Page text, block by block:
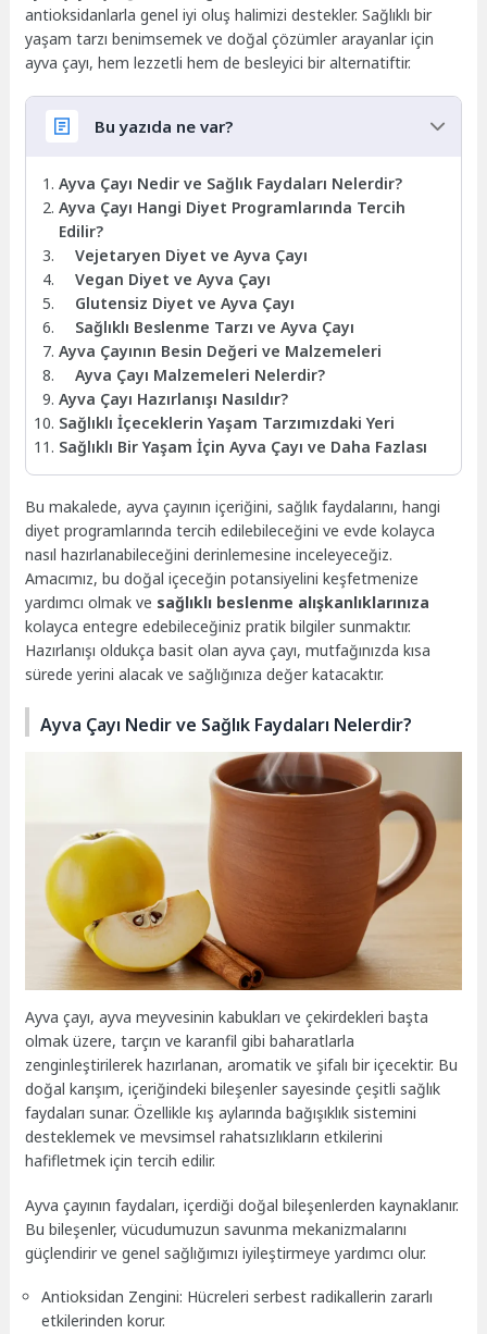
antioksidanlarla genel iyi oluş halimizi destekler. Sağlıklı bir
yaşam tarzı benimsemek ve doğal çözümler arayanlar için
ayva çayı, hem lezzetli hem de besleyici bir alternatiftir.
Bu yazıda ne var?
Ayva Çayı Nedir ve Sağlık Faydaları Nelerdir?
Ayva Çayı Hangi Diyet Programlarında Tercih
Edilir?
Vejetaryen Diyet ve Ayva Çayı
Vegan Diyet ve Ayva Çayı
Glutensiz Diyet ve Ayva Çayı
Sağlıklı Beslenme Tarzı ve Ayva Çayı
Ayva Çayının Besin Değeri ve Malzemeleri
Ayva Çayı Malzemeleri Nelerdir?
Ayva Çayı Hazırlanışı Nasıldır?
Sağlıklı İçeceklerin Yaşam Tarzımızdaki Yeri
Sağlıklı Bir Yaşam İçin Ayva Çayı ve Daha Fazlası
Bu makalede, ayva çayının içeriğini, sağlık faydalarını, hangi
diyet programlarında tercih edilebileceğini ve evde kolayca
nasıl hazırlanabileceğini derinlemesine inceleyeceğiz.
Amacımız, bu doğal içeceğin potansiyelini keşfetmenize
yardımcı olmak ve sağlıklı beslenme alışkanlıklarınıza
kolayca entegre edebileceğiniz pratik bilgiler sunmaktır.
Hazırlanışı oldukça basit olan ayva çayı, mutfağınızda kısa
sürede yerini alacak ve sağlığınıza değer katacaktır.
Ayva Çayı Nedir ve Sağlık Faydaları Nelerdir?
Ayva çayı, ayva meyvesinin kabukları ve çekirdekleri başta
olmak üzere, tarçın ve karanfil gibi baharatlarla
zenginleştirilerek hazırlanan, aromatik ve şifalı bir içecektir. Bu
doğal karışım, içeriğindeki bileşenler sayesinde çeşitli sağlık
faydaları sunar. Özellikle kış aylarında bağışıklık sistemini
desteklemek ve mevsimsel rahatsızlıkların etkilerini
hafifletmek için tercih edilir.
Ayva çayının faydaları, içerdiği doğal bileşenlerden kaynaklanır.
Bu bileşenler, vücudumuzun savunma mekanizmalarını
güçlendirir ve genel sağlığımızı iyileştirmeye yardımcı olur.
Antioksidan Zengini: Hücreleri serbest radikallerin zararlı
etkilerinden korur.